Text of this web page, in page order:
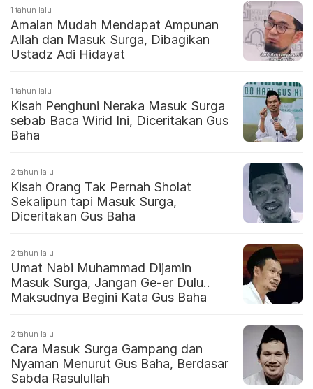
1 tahun lalu
Amalan Mudah Mendapat Ampunan
Allah dan Masuk Surga, Dibagikan
Ustadz Adi Hidayat
1 tahun lalu
Kisah Penghuni Neraka Masuk Surga
sebab Baca Wirid Ini, Diceritakan Gus
Baha
2 tahun lalu
Kisah Orang Tak Pernah Sholat
Sekalipun tapi Masuk Surga,
Diceritakan Gus Baha
2 tahun lalu
Umat Nabi Muhammad Dijamin
Masuk Surga, Jangan Ge-er Dulu..
Maksudnya Begini Kata Gus Baha
2 tahun lalu
Cara Masuk Surga Gampang dan
Nyaman Menurut Gus Baha, Berdasar
Sabda Rasulullah